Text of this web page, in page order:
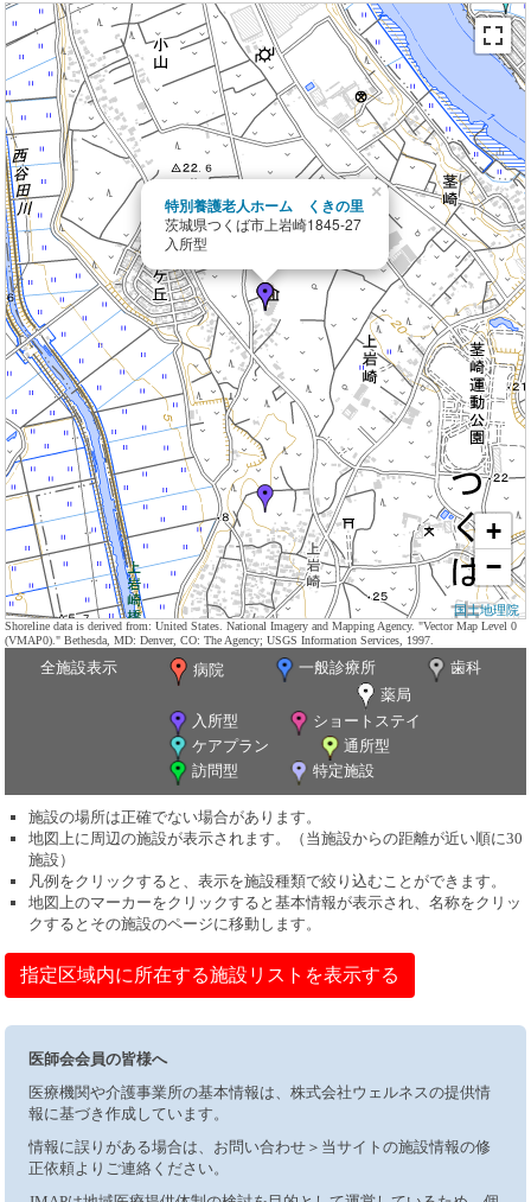
特別養護老人ホーム くきの里
茨城県つくば市上岩崎1845-27
入所型
×
+
−
国土地理院
Shoreline data is derived from: United States. National Imagery and Mapping Agency. "Vector Map Level 0
(VMAP0)." Bethesda, MD: Denver, CO: The Agency; USGS Information Services, 1997.
全施設表示 病院 一般診療所
歯科
薬局
入所型
ショートステイ
ケアプラン
通所型
訪問型
特定施設
施設の場所は正確でない場合があります。
地図上に周辺の施設が表示されます。（当施設からの距離が近い順に30
施設）
凡例をクリックすると、表示を施設種類で絞り込むことができます。
地図上のマーカーをクリックすると基本情報が表示され、名称をクリッ
クするとその施設のページに移動します。
指定区域内に所在する施設リストを表示する
医師会会員の皆様へ
医療機関や介護事業所の基本情報は、株式会社ウェルネスの提供情
報に基づき作成しています。
情報に誤りがある場合は、お問い合わせ＞当サイトの施設情報の修
正依頼よりご連絡ください。